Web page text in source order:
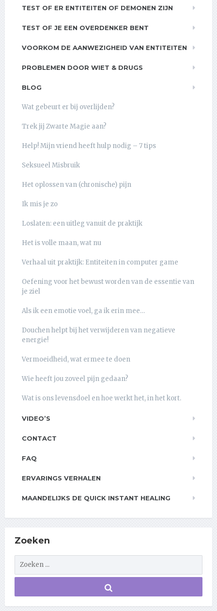
TEST OF ER ENTITEITEN OF DEMONEN ZIJN
TEST OF JE EEN OVERDENKER BENT
VOORKOM DE AANWEZIGHEID VAN ENTITEITEN
PROBLEMEN DOOR WIET & DRUGS
BLOG
Wat gebeurt er bij overlijden?
Trek jij Zwarte Magie aan?
Help! Mijn vriend heeft hulp nodig – 7 tips
Seksueel Misbruik
Het oplossen van (chronische) pijn
Ik mis je zo
Loslaten: een uitleg vanuit de praktijk
Het is volle maan, wat nu
Verhaal uit praktijk: Entiteiten in computer game
Oefening voor het bewust worden van de essentie van
je ziel
Als ik een emotie voel, ga ik erin mee…
Douchen helpt bij het verwijderen van negatieve
energie!
Vermoeidheid, wat ermee te doen
Wie heeft jou zoveel pijn gedaan?
Wat is ons levensdoel en hoe werkt het, in het kort.
VIDEO’S
CONTACT
FAQ
ERVARINGS VERHALEN
MAANDELIJKS DE QUICK INSTANT HEALING
Zoeken